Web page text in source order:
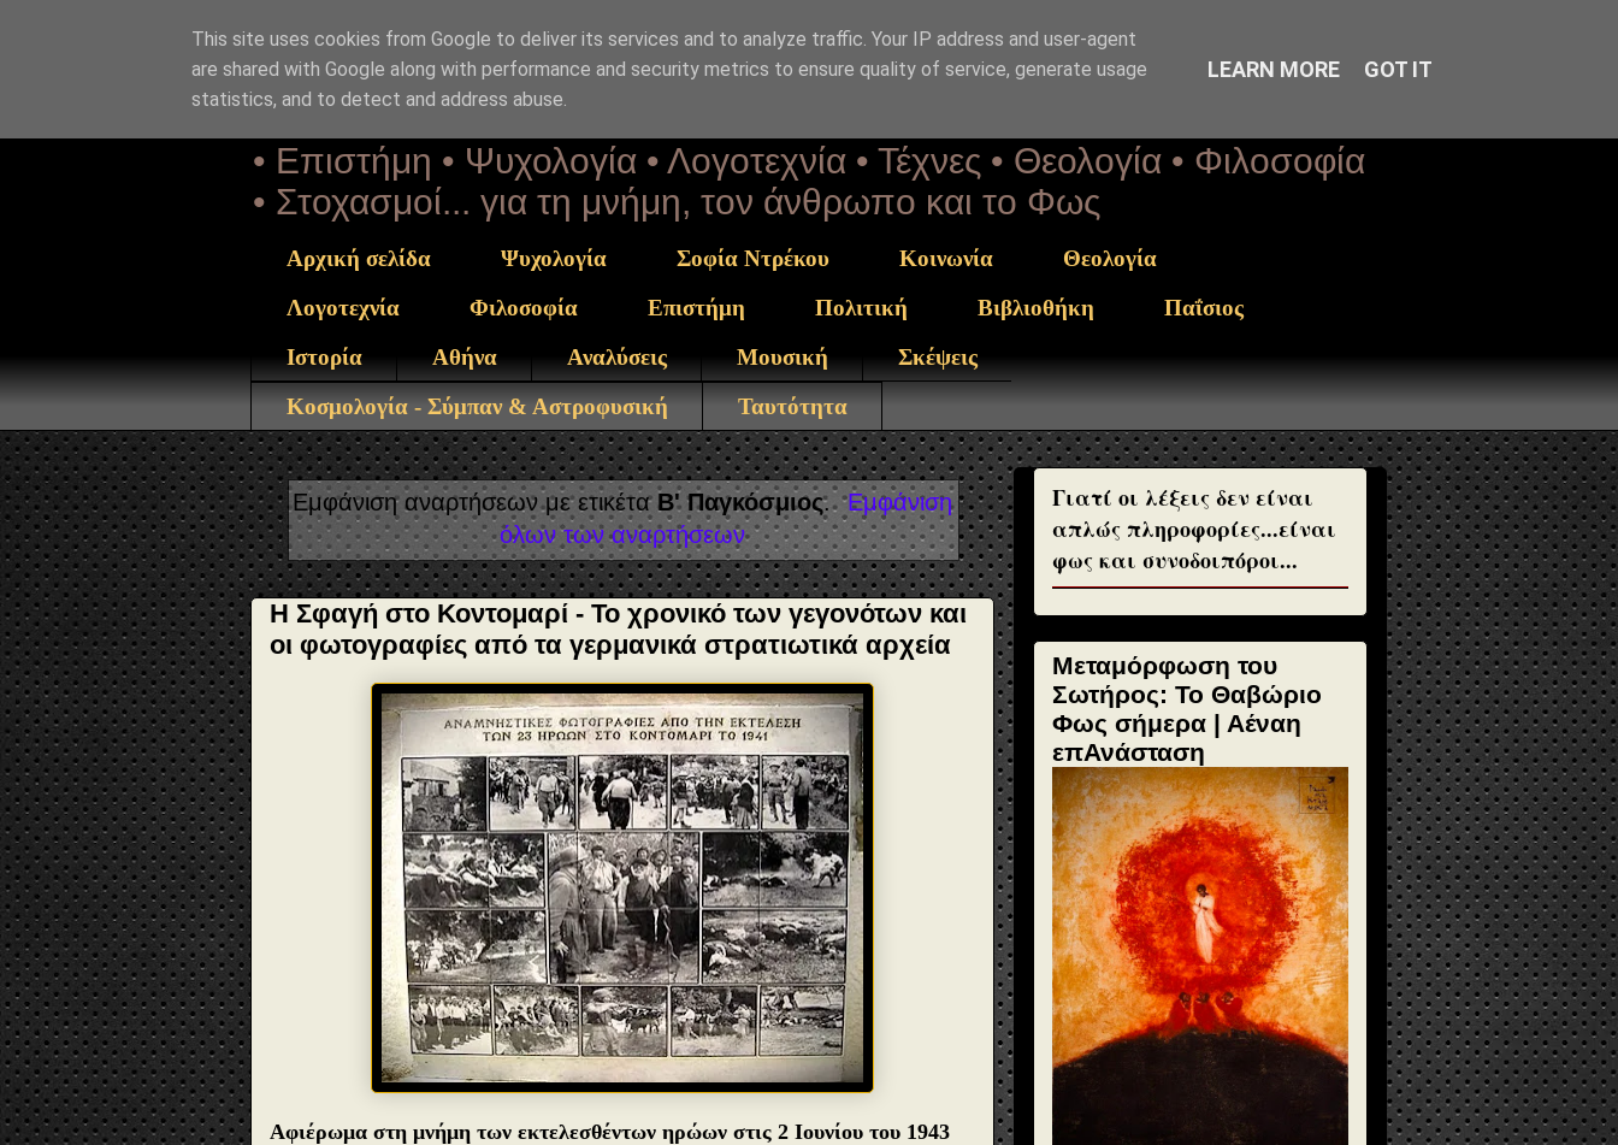
Αέναη επΑνάσταση
• Επιστήμη • Ψυχολογία • Λογοτεχνία • Τέχνες • Θεολογία • Φιλοσοφία
• Στοχασμοί... για τη μνήμη, τον άνθρωπο και το Φως
Αρχική σελίδα Ψυχολογία Σοφία Ντρέκου Κοινωνία
Θεολογία
Λογοτεχνία
Φιλοσοφία Επιστήμη Πολιτική Βιβλιοθήκη
Παΐσιος
Ιστορία
Αθήνα Αναλύσεις Μουσική
Σκέψεις
Κοσμολογία - Σύμπαν & Αστροφυσική
Ταυτότητα
Εμφάνιση αναρτήσεων με ετικέταΒ' Παγκόσμιος. Εμφάνιση
όλων των αναρτήσεων
Η Σφαγή στο Κοντομαρί - Το χρονικό των γεγονότων και
οι φωτογραφίες από τα γερμανικά στρατιωτικά αρχεία
Αφιέρωμα στη μνήμη των εκτελεσθέντων ηρώων στις 2 Ιουνίου του 1943
Γιατί οι λέξεις δεν είναι
απλώς πληροφορίες...είναι
φως και συνοδοιπόροι...
Μεταμόρφωση του
Σωτήρος: Το Θαβώριο
Φως σήμερα | Αέναη
επΑνάσταση
This site uses cookies from Google to deliver its services and to analyze traffic. Your IP address and user-agent
are shared with Google along with performance and security metrics to ensure quality of service, generate usage
statistics, and to detect and address abuse.
LEARN MORE GOT IT